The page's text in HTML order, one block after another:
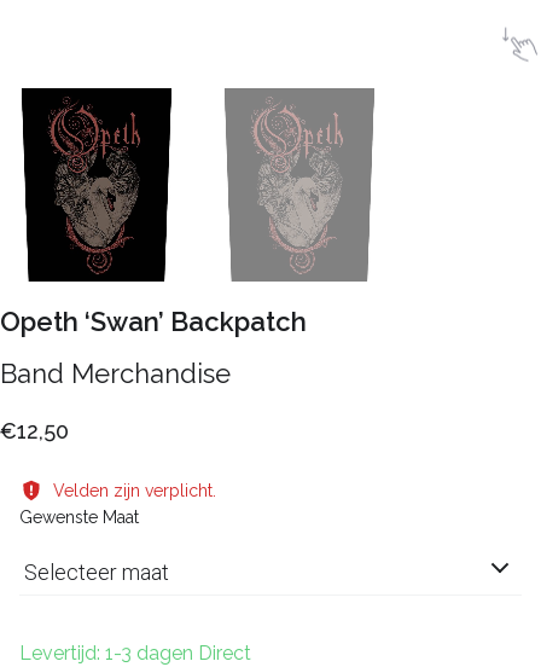
Opeth ‘Swan’ Backpatch
Band Merchandise
€12,50
Velden zijn verplicht.
Gewenste Maat
Selecteer maat
Levertijd: 1-3 dagen Direct